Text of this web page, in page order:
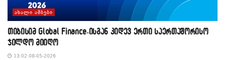
ᲐᲮᲐᲚᲘ ᲐᲛᲑᲔᲑᲘ
თიბისიმ Global Finance-ისგან კიდევ ერთი საერთაშორისო
ჯილდო მიიღო
13:02 08-05-2026